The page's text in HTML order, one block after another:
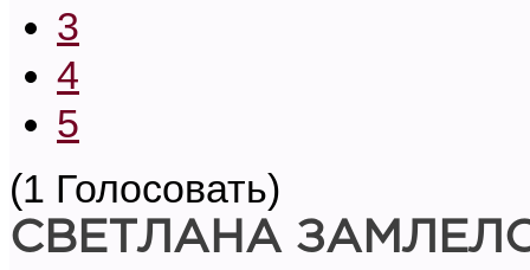
3
4
5
(1 Голосовать)
СВЕТЛАНА